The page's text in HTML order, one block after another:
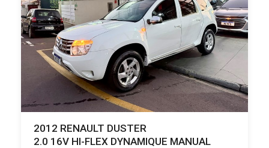
2012 RENAULT DUSTER
2.0 16V HI-FLEX DYNAMIQUE MANUAL